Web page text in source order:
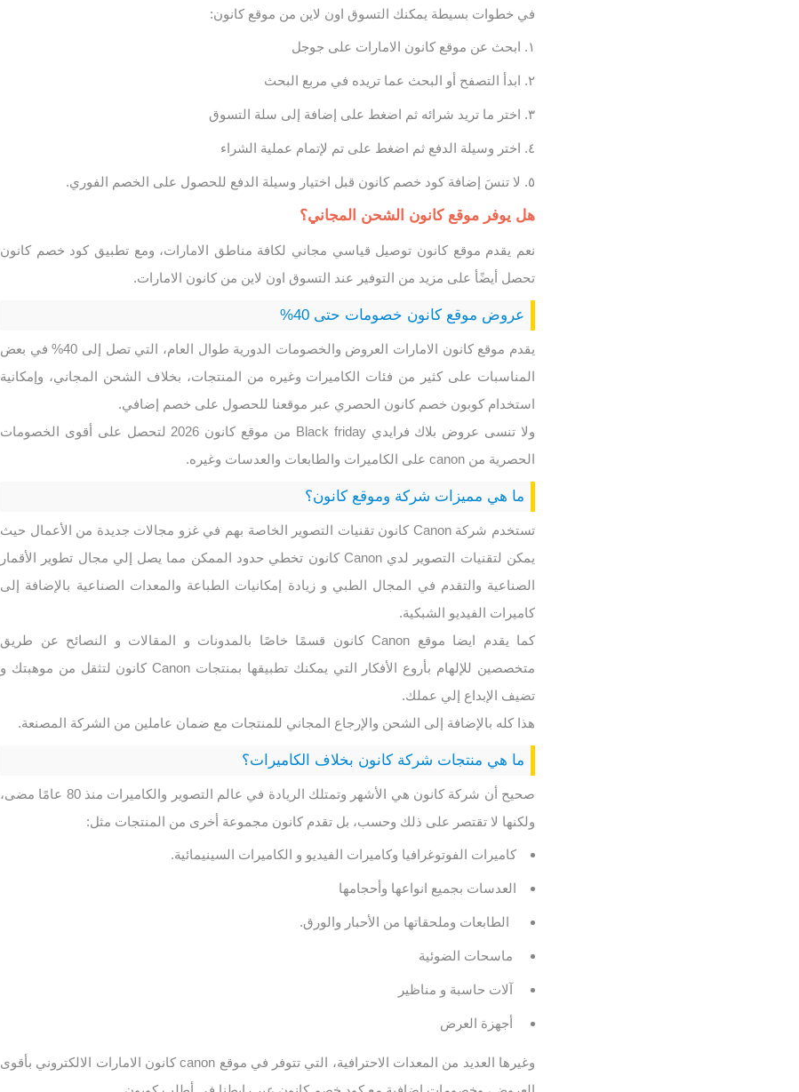
في خطوات بسيطة يمكنك التسوق اون لاين من موقع كانون:
ابحث عن موقع كانون الامارات على جوجل
ابدأ التصفح أو البحث عما تريده في مربع البحث
اختر ما تريد شرائه ثم اضغط على إضافة إلى سلة التسوق
اختر وسيلة الدفع ثم اضغط على تم لإتمام عملية الشراء
لا تنسَ إضافة كود خصم كانون قبل اختيار وسيلة الدفع للحصول على الخصم الفوري.
هل يوفر موقع كانون الشحن المجاني؟
نعم يقدم موقع كانون توصيل قياسي مجاني لكافة مناطق الامارات، ومع تطبيق كود خصم كانون
تحصل أيضًأ على مزيد من التوفير عند التسوق اون لاين من كانون الامارات.
عروض موقع كانون خصومات حتى 40%
يقدم موقع كانون الامارات العروض والخصومات الدورية طوال العام، التي تصل إلى 40% في بعض
المناسبات على كثير من فئات الكاميرات وغيره من المنتجات، بخلاف الشحن المجاني، وإمكانية
استخدام كوبون خصم كانون الحصري عبر موقعنا للحصول على خصم إضافي.
ولا تنسى عروض بلاك فرايدي Black friday من موقع كانون 2026 لتحصل على أقوى الخصومات
الحصرية من canon على الكاميرات والطابعات والعدسات وغيره.
ما هي مميزات شركة وموقع كانون؟
تستخدم شركة Canon كانون تقنيات التصوير الخاصة بهم في غزو مجالات جديدة من الأعمال حيث
يمكن لتقنيات التصوير لدي Canon كانون تخطي حدود الممكن مما يصل إلي مجال تطوير الأقمار
الصناعية والتقدم في المجال الطبي و زيادة إمكانيات الطباعة والمعدات الصناعية بالإضافة إلى
كاميرات الفيديو الشبكية.
كما يقدم ايضا موقع Canon كانون قسمًا خاصًا بالمدونات و المقالات و النصائح عن طريق
متخصصين للإلهام بأروع الأفكار التي يمكنك تطبيقها بمنتجات Canon كانون لتثقل من موهبتك و
تضيف الإبداع إلي عملك.
هذا كله بالإضافة إلى الشحن والإرجاع المجاني للمنتجات مع ضمان عاملين من الشركة المصنعة.
ما هي منتجات شركة كانون بخلاف الكاميرات؟
صحيح أن شركة كانون هي الأشهر وتمتلك الريادة في عالم التصوير والكاميرات منذ 80 عامًا مضى،
ولكنها لا تقتصر على ذلك وحسب، بل تقدم كانون مجموعة أخرى من المنتجات مثل:
كاميرات الفوتوغرافيا وكاميرات الفيديو و الكاميرات السينيمائية.
العدسات بجميع انواعها وأحجامها
الطابعات وملحقاتها من الأحبار والورق.
ماسحات الضوئية
آلات حاسبة و مناظير
أجهزة العرض
وغيرها العديد من المعدات الاحترافية، التي تتوفر في موقع canon كانون الامارات الالكتروني بأقوى